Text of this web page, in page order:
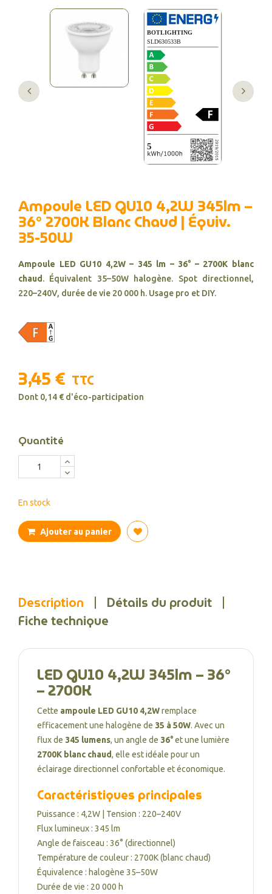
Ampoule LED GU10 4,2W 345lm –
36° 2700K Blanc Chaud | Équiv.
35-50W
Ampoule LED GU10 4,2W – 345 lm – 36° – 2700K blanc
chaud . Équivalent 35–50W halogène. Spot directionnel,
220–240V, durée de vie 20 000 h. Usage pro et DIY.
3,45 € TTC
Dont 0,14 € d'éco-participation
Quantité
En stock
Ajouter au panier
Description
Détails du produit
Fiche technique
LED GU10 4,2W 345lm – 36°
– 2700K
Cette ampoule LED GU10 4,2Wremplace
efficacement une halogène de 35 à 50W. Avec un
flux de 345 lumens, un angle de 36°et une lumière
2700K blanc chaud, elle est idéale pour un
éclairage directionnel confortable et économique.
Caractéristiques principales
Puissance : 4,2W | Tension : 220–240V
Flux lumineux : 345 lm
Angle de faisceau : 36° (directionnel)
Température de couleur : 2700K (blanc chaud)
Équivalence : halogène 35–50W
Durée de vie : 20 000 h